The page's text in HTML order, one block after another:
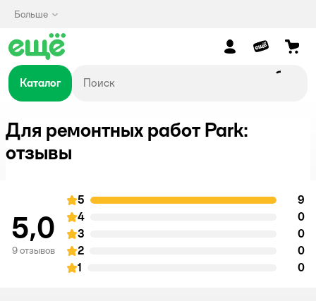
Больше
Каталог
Для ремонтных работ Park:
отзывы
5,0
9 отзывов
оценка
5 9
оценка
4 0
оценка
3 0
оценка
2 0
оценка
1 0